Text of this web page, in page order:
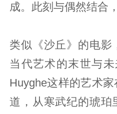
成。此刻与偶然结合
类似《沙丘》的电影
当代艺术的末世与
Huyghe这样的艺术
道，从寒武纪的琥珀